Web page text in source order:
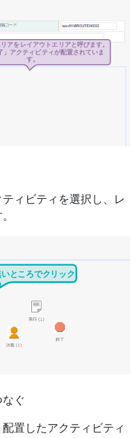
ィビティを選択し、レ
ぐ
置したアクティビティ